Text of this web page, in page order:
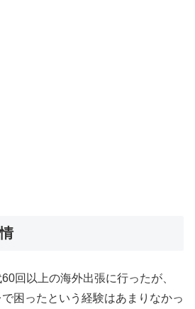
回以上の海外出張に行ったが、
困ったという経験はあまりなかっ